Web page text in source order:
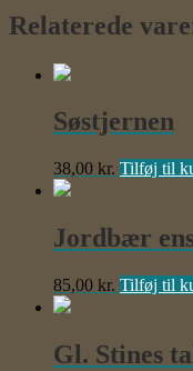
Relaterede
Søstjernen
38,00 kr. Tilføj til
Jordbær
85,00 kr. Tilføj til
Gl. Stines